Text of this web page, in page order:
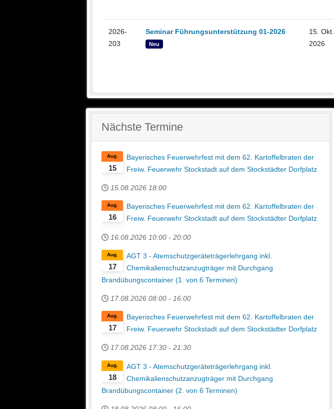
2026-
203
Seminar Führungsunterstützung 01-2026
Neu
15. Okt.
2026
Nächste Termine
15
Aug.
Bayerisches Feuerwehrfest mit dem 62. Kartoffelbraten der
Freiw. Feuerwehr Stockstadt auf dem Stockstädter Dorfplatz
15.08.2026 18:00
16
Aug.
Bayerisches Feuerwehrfest mit dem 62. Kartoffelbraten der
Freiw. Feuerwehr Stockstadt auf dem Stockstädter Dorfplatz
16.08.2026 10:00 - 20:00
17
Aug.
AGT 3 - Atemschutzgeräteträgerlehrgang inkl.
Chemikalienschutzanzugträger mit Durchgang
Brandübungscontainer (1. von 6 Terminen)
17.08.2026 08:00 - 16:00
17
Aug.
Bayerisches Feuerwehrfest mit dem 62. Kartoffelbraten der
Freiw. Feuerwehr Stockstadt auf dem Stockstädter Dorfplatz
17.08.2026 17:30 - 21:30
18
Aug.
AGT 3 - Atemschutzgeräteträgerlehrgang inkl.
Chemikalienschutzanzugträger mit Durchgang
Brandübungscontainer (2. von 6 Terminen)